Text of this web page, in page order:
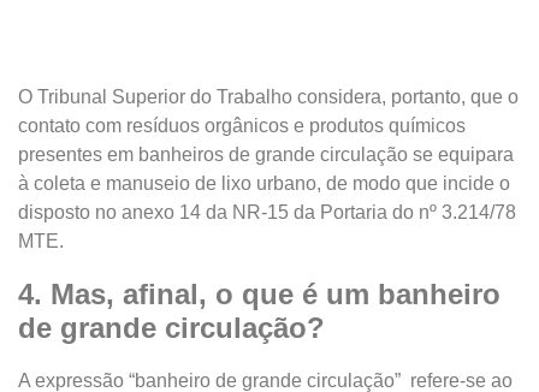
O Tribunal Superior do Trabalho considera, portanto, que o
contato com resíduos orgânicos e produtos químicos
presentes em banheiros de grande circulação se equipara
à coleta e manuseio de lixo urbano, de modo que incide o
disposto no anexo 14 da NR-15 da Portaria do nº 3.214/78
MTE.
4. Mas, afinal, o que é um banheiro
de grande circulação?
A expressão “banheiro de grande circulação” refere-se ao